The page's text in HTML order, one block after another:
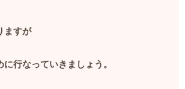
ますが
行なっていきましょう。